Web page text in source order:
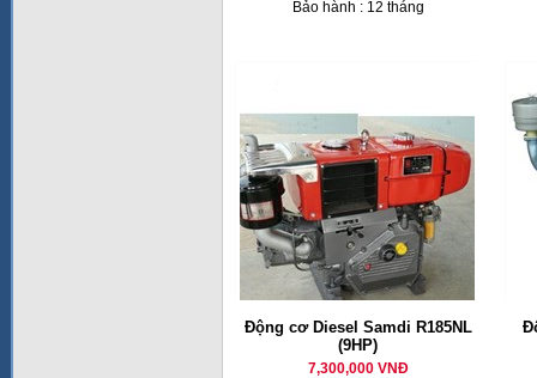
Bảo hành : 12 tháng
Động cơ Diesel Samdi R185NL
(9HP)
7,300,000 VNĐ